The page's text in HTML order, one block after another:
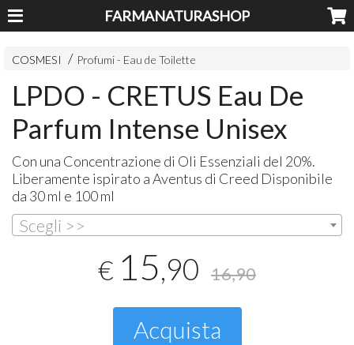
FARMANATURASHOP
COSMESI Profumi - Eau de Toilette
LPDO - CRETUS Eau De
Parfum Intense Unisex
Con una Concentrazione di Oli Essenziali del 20%.
Liberamente ispirato a Aventus di Creed Disponibile
da 30 ml e 100 ml
Scegli >>
€ 15,90 16,90
Acquista